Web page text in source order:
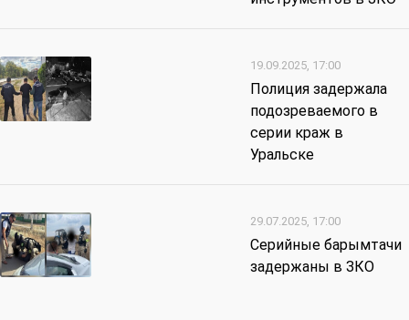
19.09.2025, 17:00
Полиция задержала
подозреваемого в
серии краж в
Уральске
29.07.2025, 17:00
Серийные барымтачи
задержаны в ЗКО